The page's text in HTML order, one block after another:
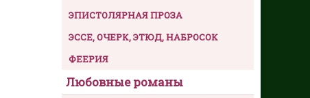
ЭПИСТОЛЯРНАЯ ПРОЗА
ЭССЕ, ОЧЕРК, ЭТЮД, НАБРОСОК
ФЕЕРИЯ
Любовные романы